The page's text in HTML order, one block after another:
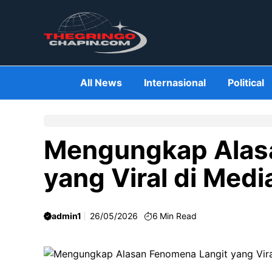
All News Internasional Political
Mengungkap
yang Viral di
admin1 26/05/2026 6 Min Read